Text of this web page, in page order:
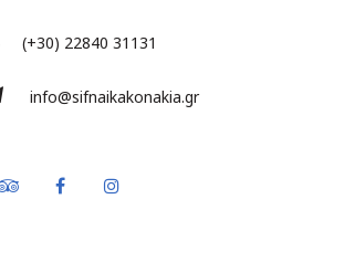
(+30) 22840 31131
info@sifnaikakonakia.gr
TripadvisorFacebook